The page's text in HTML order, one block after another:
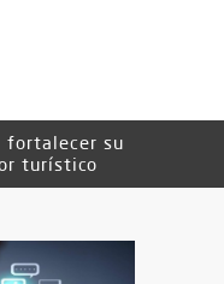
fortalecer su
turístico